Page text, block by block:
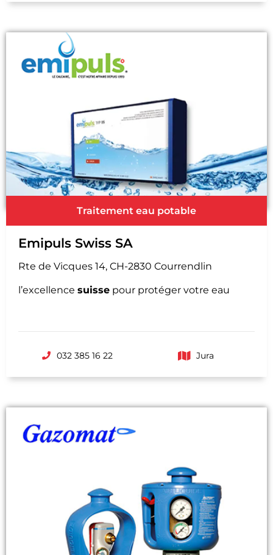
Traitement eau potable
Emipuls Swiss SA
Rte de Vicques 14, CH-2830 Courrendlin
l’excellence suisse pour protéger votre eau
032 385 16 22 Jura